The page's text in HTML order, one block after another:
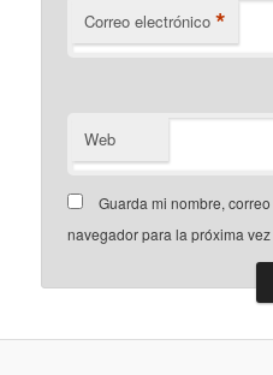
Correo electrónico *
Web
Guarda mi nombre,
navegador para la próxima